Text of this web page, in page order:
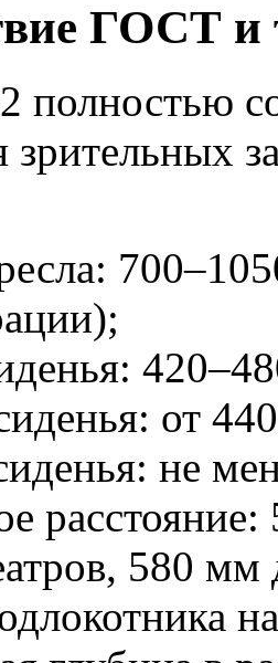
ГОСТ и
полностью
зрительных
от
не
580 мм